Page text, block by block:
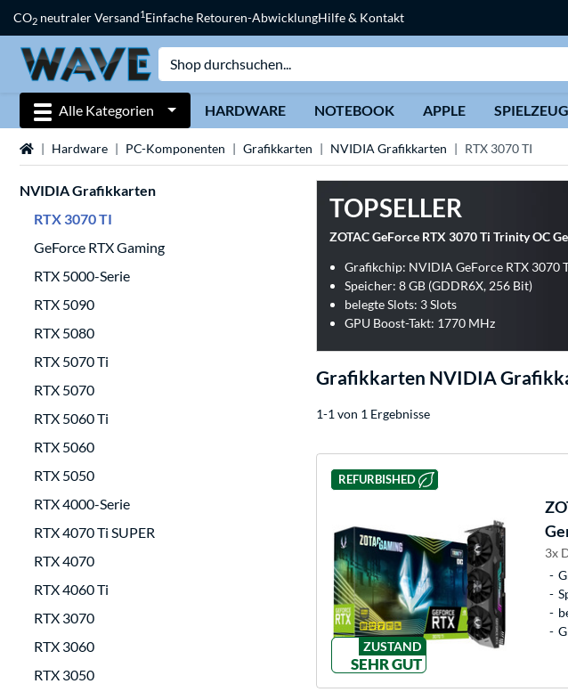
CO2 neutraler Versand1Einfache Retouren-AbwicklungHilfe & Kontakt
Alle Kategorien HARDWARE NOTEBOOK APPLE SPIELZEUG
StartseiteHardware PC-Komponenten Grafikkarten NVIDIA Grafikkarten RTX 3070 TI
NVIDIA Grafikkarten
RTX 3070 TI
GeForce RTX Gaming
RTX 5000-Serie
RTX 5090
RTX 5080
RTX 5070 Ti
RTX 5070
RTX 5060 Ti
RTX 5060
RTX 5050
RTX 4000-Serie
RTX 4070 Ti SUPER
RTX 4070
RTX 4060 Ti
RTX 3070
RTX 3060
RTX 3050
TOPSELLER
ZOTAC GeForce RTX 3070 Ti Trinity OC
Grafikchip: NVIDIA GeForce RTX 3070
Speicher: 8 GB (GDDR6X, 256 Bit)
belegte Slots: 3 Slots
GPU Boost-Takt: 1770 MHz
Grafikkarten NVIDIA
1-1 von 1 Ergebnisse
REFURBISHED
ZUSTAND
SEHR GUT
3x